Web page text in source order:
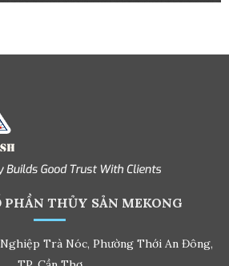
PHẦN THỦY SẢN MEKONG
Trà Nóc, Phường Thới An Đông,